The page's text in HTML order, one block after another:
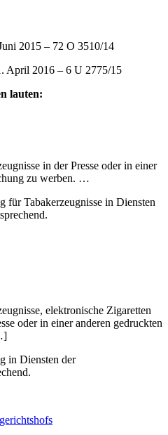
2015 – 72 O 3510/14
April 2016 – 6 U 2775/15
lauten:
in der Presse oder in einer
zu werben. …
für Tabakerzeugnisse in Diensten
elektronische Zigaretten
oder in einer anderen gedruckten
in Diensten der